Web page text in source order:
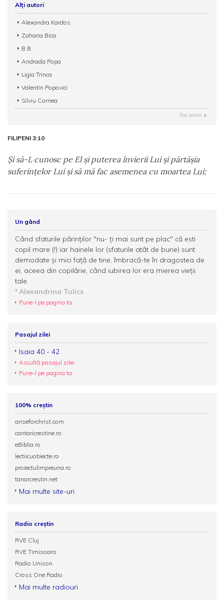
Alți autori
Alexandra Kardos
Zaharia Bica
B.B.
Andrada Popa
Ligia Trinca
Valentin Popovici
Silviu Cornea
Toţi autorii
FILIPENI 3:10
Şi să-L cunosc pe El şi puterea învierii Lui şi părtăşia
suferinţelor Lui şi să mă fac asemenea cu moartea Lui;
Un gând
Când sfaturile părinților ''nu- ți mai sunt pe plac'' că esti
copil mare (!) iar hainele lor (sfaturile atât de bune) sunt
demodate și mici față de tine, îmbracă-te în dragostea de
ei, aceea din copilărie, când iubirea lor era mierea vieții
tale.
Alexandrina Tulics
Pune-l pe pagina ta
Pasajul zilei
Isaia 40 - 42
Ascultă pasajul zilei
Pune-l pe pagina ta
100% creștin
ariseforchrist.com
cantaricrestine.ro
eBiblia.ro
lectiicuobiecte.ro
proiectulimpreuna.ro
tanarcrestin.net
Mai multe site-uri
Radio creștin
RVE Cluj
RVE Timisoara
Radio Unison
Cross One Radio
Mai multe radiouri